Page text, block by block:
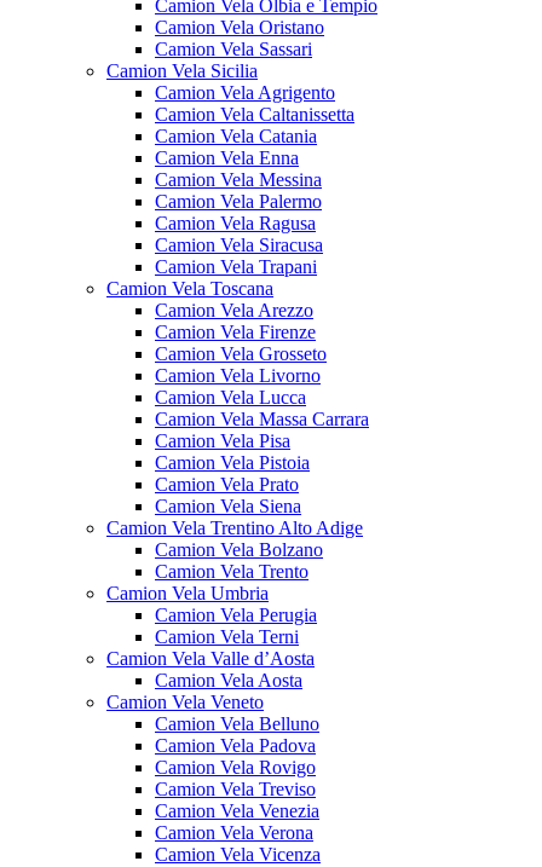
Camion Vela Olbia e Tempio
Camion Vela Oristano
Camion Vela Sassari
Camion Vela Sicilia
Camion Vela Agrigento
Camion Vela Caltanissetta
Camion Vela Catania
Camion Vela Enna
Camion Vela Messina
Camion Vela Palermo
Camion Vela Ragusa
Camion Vela Siracusa
Camion Vela Trapani
Camion Vela Toscana
Camion Vela Arezzo
Camion Vela Firenze
Camion Vela Grosseto
Camion Vela Livorno
Camion Vela Lucca
Camion Vela Massa Carrara
Camion Vela Pisa
Camion Vela Pistoia
Camion Vela Prato
Camion Vela Siena
Camion Vela Trentino Alto Adige
Camion Vela Bolzano
Camion Vela Trento
Camion Vela Umbria
Camion Vela Perugia
Camion Vela Terni
Camion Vela Valle d’Aosta
Camion Vela Aosta
Camion Vela Veneto
Camion Vela Belluno
Camion Vela Padova
Camion Vela Rovigo
Camion Vela Treviso
Camion Vela Venezia
Camion Vela Verona
Camion Vela Vicenza